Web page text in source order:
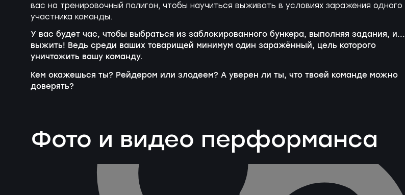
вас на тренировочный полигон, чтобы научиться выживать в условиях заражения одного
участника команды.
У вас будет час, чтобы выбраться из заблокированного бункера, выполняя задания, и...
выжить! Ведь среди ваших товарищей минимум один заражённый, цель которого
уничтожить вашу команду.
Кем окажешься ты? Рейдером или злодеем? А уверен ли ты, что твоей команде можно
доверять?
Фото и видео перформанса